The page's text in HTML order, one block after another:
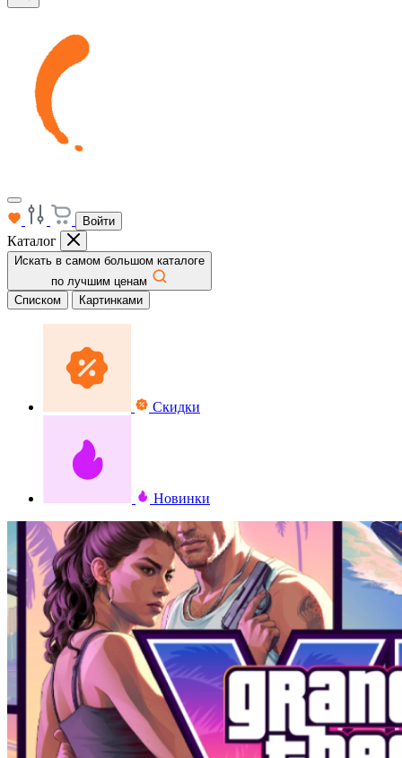
Войти
Каталог
Искать в самом большом каталоге
по лучшим ценам
Списком
Картинками
Скидки
Новинки